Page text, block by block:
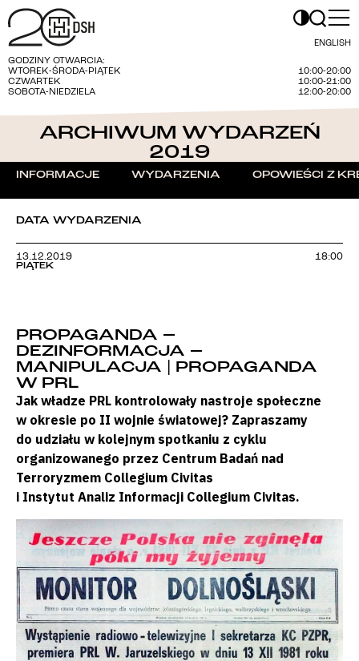
ENGLISH
GODZINY OTWARCIA:
WTOREK-ŚRODA-PIĄTEK
10:00-20:00
CZWARTEK
10:00-21:00
SOBOTA-NIEDZIELA
12:00-20:00
ARCHIWUM WYDARZEŃ
2019
INFORMACJE WYDARZENIA OPOWIEŚCI Z
DATA WYDARZENIA
13.12.2019
PIĄTEK
18:00
PROPAGANDA –
DEZINFORMACJA –
MANIPULACJA | PROPAGANDA
W PRL
Jak władze PRL kontrolowały nastroje społeczne
w okresie po II wojnie światowej? Zapraszamy
do udziału w kolejnym spotkaniu z cyklu
organizowanego przez Centrum Badań nad
Terroryzmem Collegium Civitas
i Instytut Analiz Informacji Collegium Civitas.